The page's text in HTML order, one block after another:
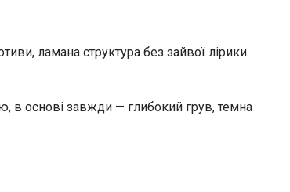
ламана структура без зайвої лірики.
в основі завжди — глибокий грув, темна